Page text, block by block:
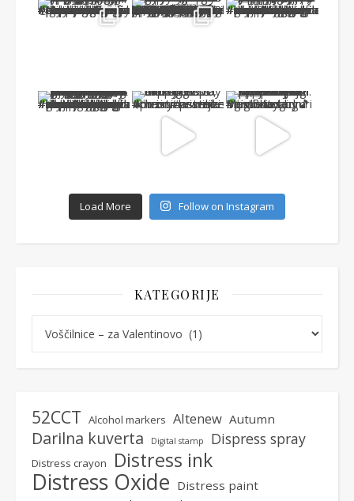
Load More Follow on Instagram
KATEGORIJE
52CCT Alcohol markers Altenew Autumn
Darilna kuverta Digital stamp Dispress spray
Distress crayon Distress ink
Distress Oxide Distress paint